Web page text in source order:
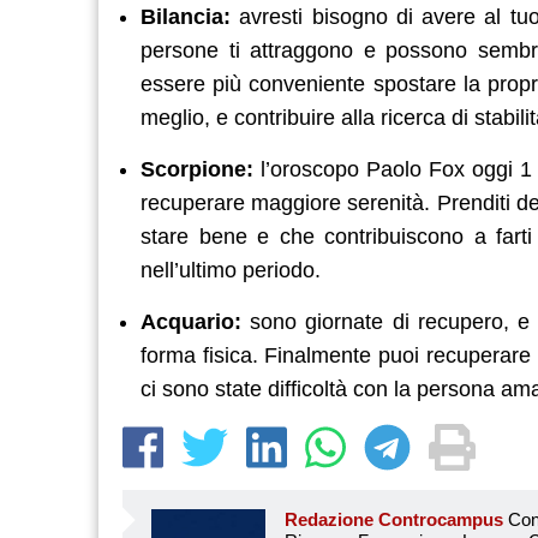
Bilancia: avresti bisogno di avere al
persone ti attraggono e possono
essere più conveniente spostare la
meglio, e contribuire alla ricerca di
Scorpione: l’oroscopo Paolo Fox oggi
recuperare maggiore serenità. Prenditi
stare bene e che contribuiscono a
nell’ultimo periodo.
Acquario: sono giornate di recupero,
forma fisica. Finalmente puoi
ci sono state difficoltà con la persona
Redazione Controcampus Controcampus è Il magazine più letto dai giovani su: Scuola, Università, Ricerca, Formazione, Lavoro. Controcampus nasce nell’ottobre 2001 con la missione di affiancare con la notizia e l’informazione, il mondo dell’istruzione e dell’università. Il suo cuore pulsante sono i giovani, menti libere e non compromesse da nessun interesse di parte. Il progetto è ambizioso e Controcampus cresce e si evolve arricchendo il proprio staff con nuovi giovani vogliosi di